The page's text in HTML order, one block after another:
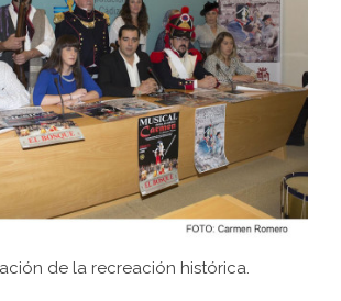
de la recreación histórica.